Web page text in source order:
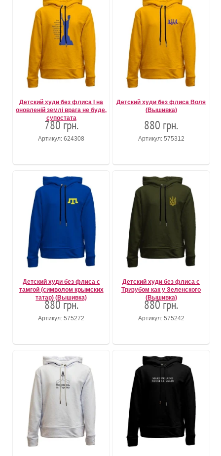
Детский худи без флиса І на
оновленій землі врага не буде,
супостата
780 грн.
Артикул: 624308
Детский худи без флиса Воля
(Вышивка)
880 грн.
Артикул: 575312
Детский худи без флиса с
тамгой (символом крымских
татар) (Вышивка)
880 грн.
Артикул: 575272
Детский худи без флиса с
Тризубом как у Зеленского
(Вышивка)
880 грн.
Артикул: 575242